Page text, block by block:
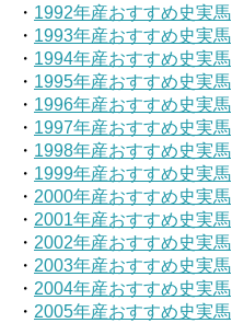
・ 1992年産おすすめ史実馬
・ 1993年産おすすめ史実馬
・ 1994年産おすすめ史実馬
・ 1995年産おすすめ史実馬
・ 1996年産おすすめ史実馬
・ 1997年産おすすめ史実馬
・ 1998年産おすすめ史実馬
・ 1999年産おすすめ史実馬
・ 2000年産おすすめ史実馬
・ 2001年産おすすめ史実馬
・ 2002年産おすすめ史実馬
・ 2003年産おすすめ史実馬
・ 2004年産おすすめ史実馬
・ 2005年産おすすめ史実馬